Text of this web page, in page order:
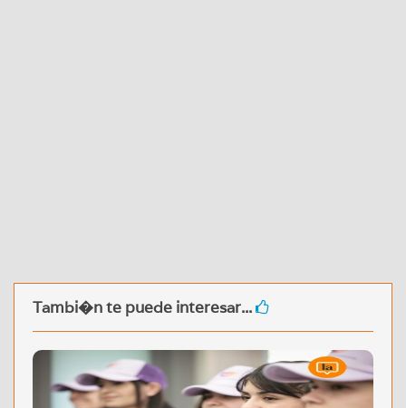
Tambi�n te puede interesar...